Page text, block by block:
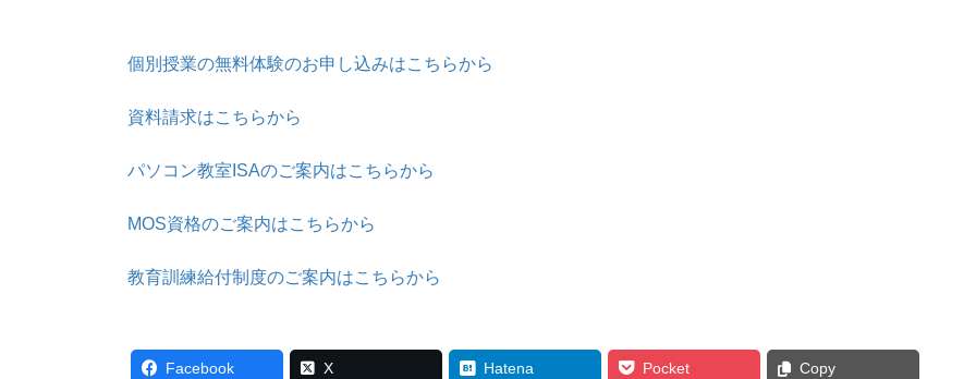
個別授業の無料体験のお申し込みはこちらから
資料請求はこちらから
パソコン教室ISAのご案内はこちらから
MOS資格のご案内はこちらから
教育訓練給付制度のご案内はこちらから
Facebook X Hatena Pocket Copy